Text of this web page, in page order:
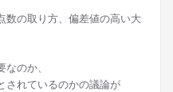
数の取り方、偏差値の高い大
のか、
されているのかの議論が